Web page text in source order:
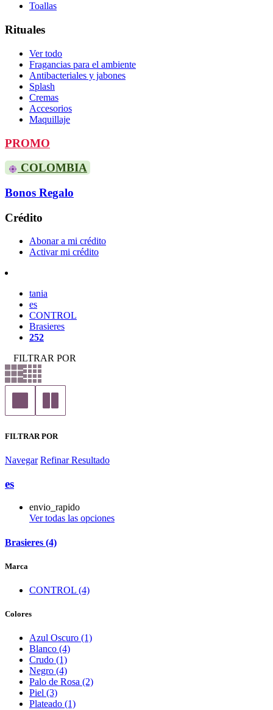
Toallas
Rituales
Ver todo
Fragancias para el ambiente
Antibacteriales y jabones
Splash
Cremas
Accesorios
Maquillaje
PROMO
COLOMBIA
Bonos Regalo
Crédito
Abonar a mi crédito
Activar mi crédito
tania
es
CONTROL
Brasieres
252
FILTRAR POR
FILTRAR POR
Navegar Refinar Resultado
es
envio_rapido
Ver todas las opciones
Brasieres (4)
Marca
CONTROL (4)
Colores
Azul Oscuro (1)
Blanco (4)
Crudo (1)
Negro (4)
Palo de Rosa (2)
Piel (3)
Plateado (1)